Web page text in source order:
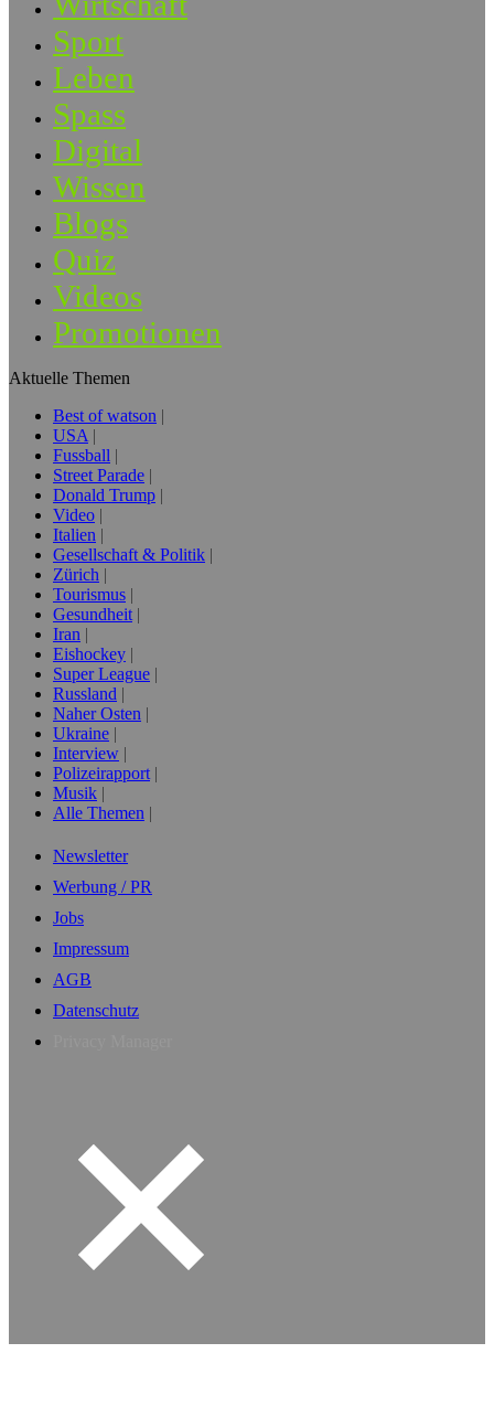
Sport
Leben
Spass
Digital
Wissen
Blogs
Quiz
Videos
Promotionen
Aktuelle Themen
Best of watson
USA
Fussball
Street Parade
Donald Trump
Video
Italien
Gesellschaft & Politik
Zürich
Tourismus
Gesundheit
Iran
Eishockey
Super League
Russland
Naher Osten
Ukraine
Interview
Polizeirapport
Musik
Alle Themen
Newsletter
Werbung / PR
Jobs
Impressum
AGB
Datenschutz